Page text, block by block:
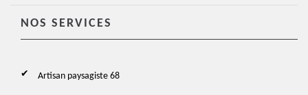
NOS SERVICES
Artisan paysagiste 68